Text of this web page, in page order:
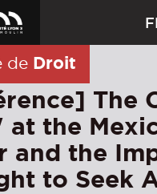
de Droit
The
at the
and the
to Seek